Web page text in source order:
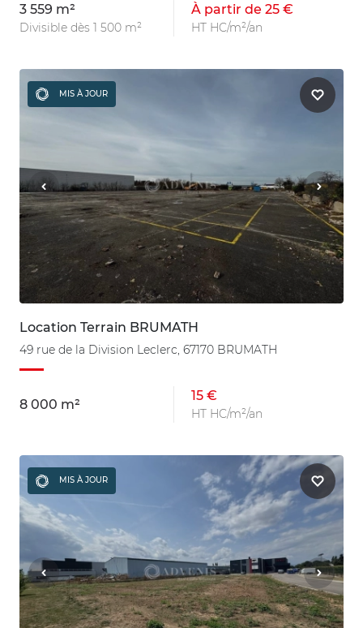
3 559 m²
Divisible dès 1 500 m²
À partir de 25 €
HT HC/m²/an
MIS À JOUR
Location Terrain BRUMATH
49 rue de la Division Leclerc, 67170 BRUMATH
8 000 m²
15 €
HT HC/m²/an
MIS À JOUR